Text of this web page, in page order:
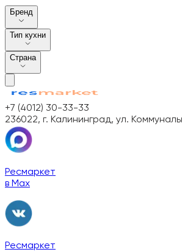
Бренд
Тип кухни
Страна
+7 (4012) 30-33-33
236022, г. Калининград, ул.
Ресмаркет
в Max
Ресмаркет